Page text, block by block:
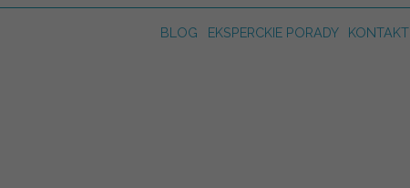
BLOG EKSPERCKIE PORADY KONTAKT